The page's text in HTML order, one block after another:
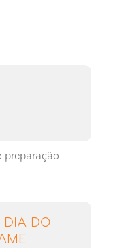
preparação
DIA DO